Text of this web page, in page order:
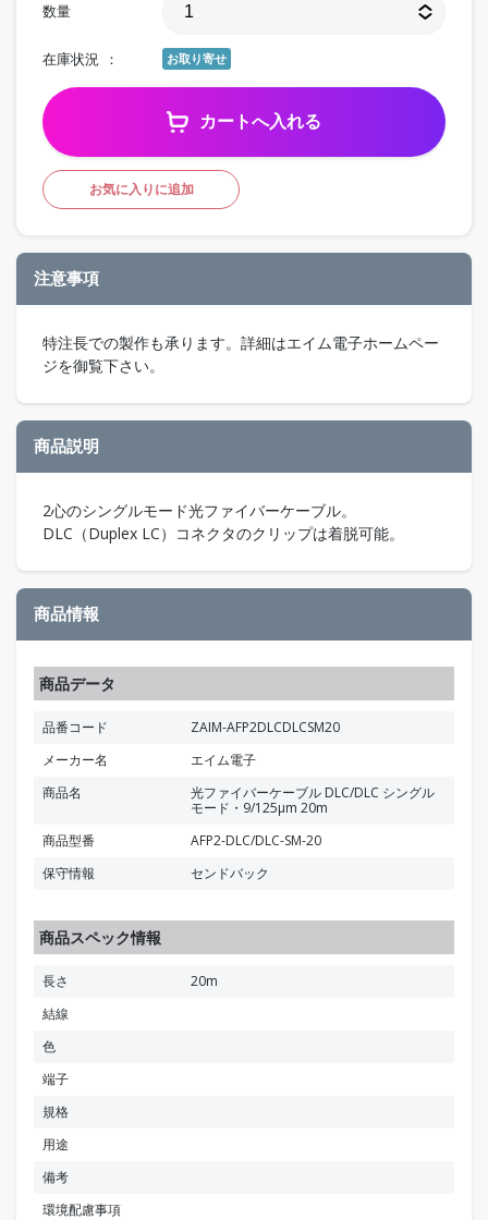
数量
在庫状況 お取り寄せ
カートへ入れる
お気に入りに追加
注意事項
特注長での製作も承ります。詳細はエイム電子ホームペー
ジを御覧下さい。
商品説明
2心のシングルモード光ファイバーケーブル。
DLC（Duplex LC）コネクタのクリップは着脱可能。
商品情報
商品データ
品番コード
ZAIM-AFP2DLCDLCSM20
メーカー名
エイム電子
商品名
光ファイバーケーブル DLC/DLC シングル
モード・9/125μm 20m
商品型番
AFP2-DLC/DLC-SM-20
保守情報
センドバック
商品スペック情報
長さ
20m
結線
色
端子
規格
用途
備考
環境配慮事項